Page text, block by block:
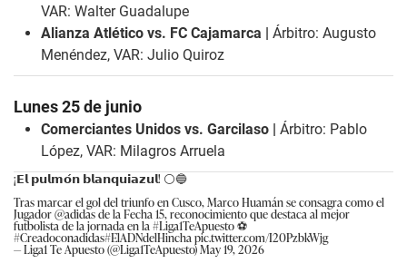
VAR: Walter Guadalupe
Alianza Atlético vs. FC Cajamarca | Árbitro: Augusto
Menéndez, VAR: Julio Quiroz
Lunes 25 de junio
Comerciantes Unidos vs. Garcilaso |
Árbitro: Pablo
López, VAR: Milagros Arruela
¡𝗘𝗹 𝗽𝘂𝗹𝗺𝗼́𝗻 𝗯𝗹𝗮𝗻𝗾𝘂𝗶𝗮𝘇𝘂𝗹! ⚪️🔵
Tras marcar el gol del triunfo en Cusco, Marco Huamán se consagra como el
Jugador@adidasde la Fecha 15, reconocimiento que destaca al mejor
futbolista de la jornada en la#Liga1TeApuesto⚽️
#Creadoconadidas#ElADNdelHinchapic.twitter.com/I20PzbkWjg
— Liga1 Te Apuesto (@Liga1TeApuesto)May 19, 2026